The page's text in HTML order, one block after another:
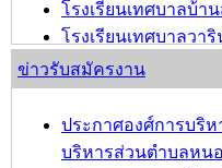
โรงเรียนเทศบาลบ้า
โรงเรียนเทศบาลวา
อายุไม่เกิน 12 ปี ครั้ง
ข่าวรับสมัครงาน
ประกาศองศ์การบริ
บริหารส่วนตำบลหน